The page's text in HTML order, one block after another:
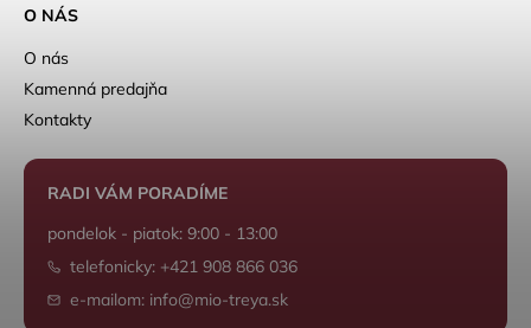
O NÁS
O nás
Kamenná predajňa
Kontakty
RADI VÁM PORADÍME
pondelok - piatok: 9:00 - 13:00
telefonicky: +421 908 866 036
e-mailom: info@mio-treya.sk